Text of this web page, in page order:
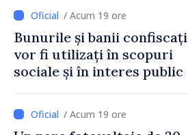
/ Acum 19 ore
Bunurile și banii confiscați
vor fi utilizați în scopuri
sociale și în interes public
/ Acum 19 ore